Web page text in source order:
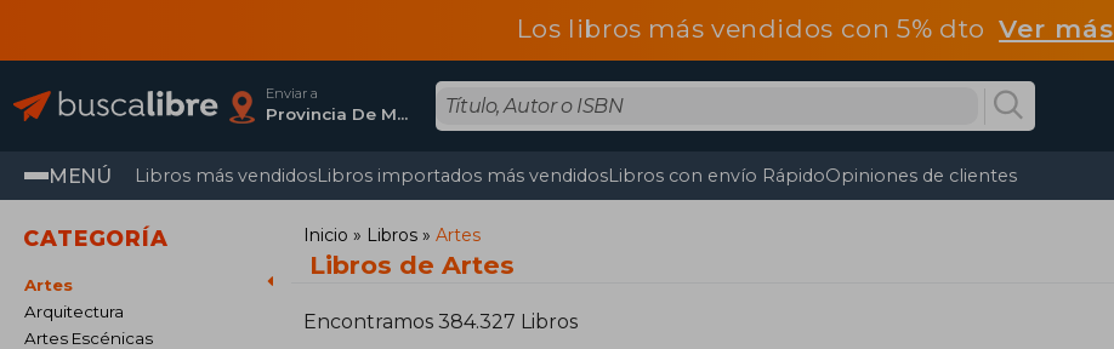
Los libros más vendidos con 5% dtoVer más
Enviar a
Provincia De Madrid
MENÚ Libros más vendidosLibros importados más vendidosLibros con envío RápidoOpiniones de clientes
CATEGORÍA
Artes
Arquitectura
Artes Escénicas
Inicio Libros Artes
Libros de Artes
Encontramos 384.327 Libros